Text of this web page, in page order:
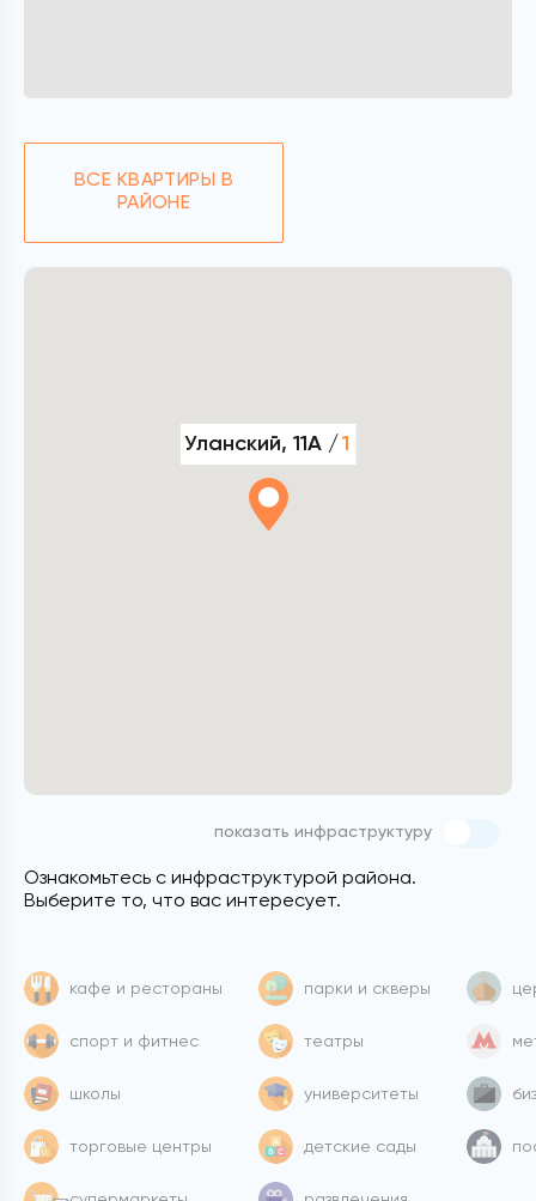
ВСЕ КВАРТИРЫ В
РАЙОНЕ
Уланский, 11А / 1
Ознакомьтесь с инфраструктурой района.
Выберите то, что вас интересует.
кафе и рестораны
спорт и фитнес
школы
торговые центры
парки и скверы
театры
университеты
детские сады
показать инфраструктуру